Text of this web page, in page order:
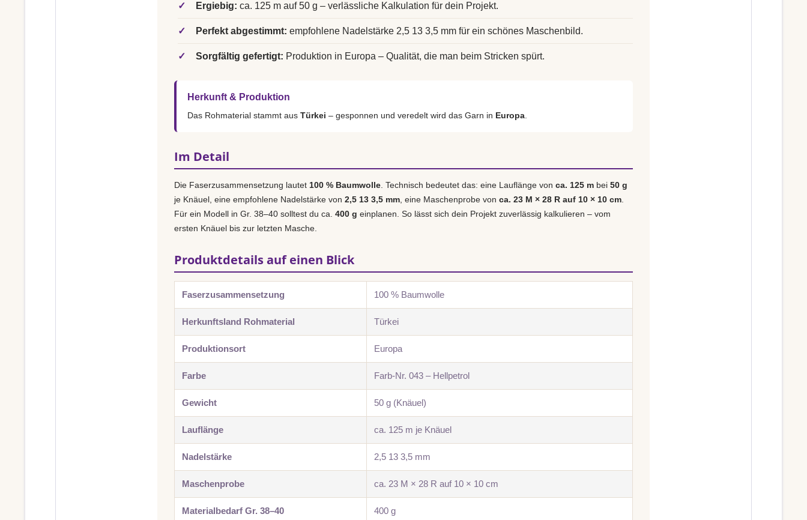
✓ Ergiebig: ca. 125 m auf 50 g – verlässliche Kalkulation für dein Projekt.
✓ Perfekt abgestimmt: empfohlene Nadelstärke 2,5 13 3,5 mm für ein schönes Maschenbild.
✓ Sorgfältig gefertigt: Produktion in Europa – Qualität, die man beim Stricken spürt.
Herkunft & Produktion
Das Rohmaterial stammt aus Türkei – gesponnen und veredelt wird das Garn in Europa
Im Detail
Die Faserzusammensetzung lautet 100 % Baumwolle . Technisch bedeutet das: eine Lauflänge von ca. 125 m bei 50 g
je Knäuel, eine empfohlene Nadelstärke von 2,5 13 3,5 mm , eine Maschenprobe von ca. 23 M × 28 R auf 10 × 10 cm
Für ein Modell in Gr. 38–40 solltest du ca. 400 g einplanen. So lässt sich dein Projekt zuverlässig kalkulieren – vom
ersten Knäuel bis zur letzten Masche.
Produktdetails auf einen Blick
Faserzusammensetzung 100 % Baumwolle
Herkunftsland Rohmaterial Türkei
Produktionsort Europa
Farbe Farb-Nr. 043 – Hellpetrol
Gewicht 50 g (Knäuel)
Lauflänge ca. 125 m je Knäuel
Nadelstärke 2,5 13 3,5 mm
Maschenprobe ca. 23 M × 28 R auf 10 × 10 cm
Materialbedarf Gr. 38–40 400 g